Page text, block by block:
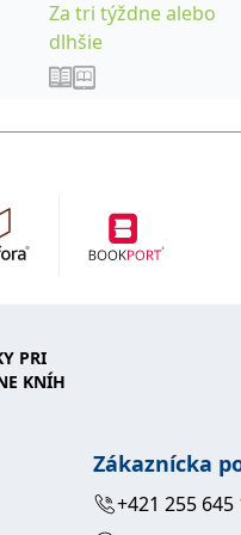
Za tri týždne alebo
dlhšie
PRI
KNÍH
Zákaznícka
+421 255 645